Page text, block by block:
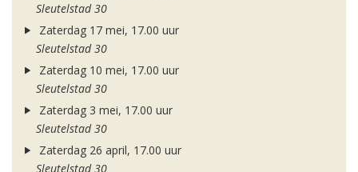
Sleutelstad 30
Zaterdag 17 mei, 17.00 uur
Sleutelstad 30
Zaterdag 10 mei, 17.00 uur
Sleutelstad 30
Zaterdag 3 mei, 17.00 uur
Sleutelstad 30
Zaterdag 26 april, 17.00 uur
Sleutelstad 30